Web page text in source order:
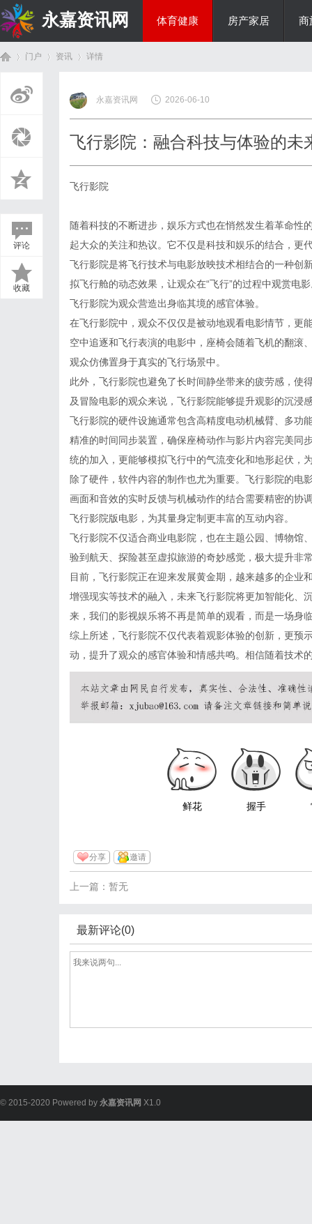
永嘉资讯网 体育健康 房产家居 商
门户 资讯
›
详情
评论
收藏
永嘉资讯网 2026-06-10
飞行影院：融合科技与体验的未
飞行影院
随着科技的不断进步，娱乐方式也在悄然发生着革命性
起大众的关注和热议。它不仅是科技和娱乐的结合，更
飞行影院是将飞行技术与电影放映技术相结合的一种创
拟飞行舱的动态效果，让观众在“飞行”的过程中观赏电
飞行影院为观众营造出身临其境的感官体验。
在飞行影院中，观众不仅仅是被动地观看电影情节，更
空中追逐和飞行表演的电影中，座椅会随着飞机的翻滚
观众仿佛置身于真实的飞行场景中。
此外，飞行影院也避免了长时间静坐带来的疲劳感，使
及冒险电影的观众来说，飞行影院能够提升观影的沉浸
飞行影院的硬件设施通常包含高精度电动机械臂、多功
精准的时间同步装置，确保座椅动作与影片内容完美同
统的加入，更能够模拟飞行中的气流变化和地形起伏，
除了硬件，软件内容的制作也尤为重要。飞行影院的电
画面和音效的实时反馈与机械动作的结合需要精密的协
飞行影院版电影，为其量身定制更丰富的互动内容。
飞行影院不仅适合商业电影院，也在主题公园、博物馆
验到航天、探险甚至虚拟旅游的奇妙感觉，极大提升非
目前，飞行影院正在迎来发展黄金期，越来越多的企业
增强现实等技术的融入，未来飞行影院将更加智能化、
来，我们的影视娱乐将不再是简单的观看，而是一场身
综上所述，飞行影院不仅代表着观影体验的创新，更预
动，提升了观众的感官体验和情感共鸣。相信随着技术
鲜花 握手
分享 邀请
上一篇：暂无
最新评论(0)
© 2015-2020 Powered by 永嘉资讯网 X1.0